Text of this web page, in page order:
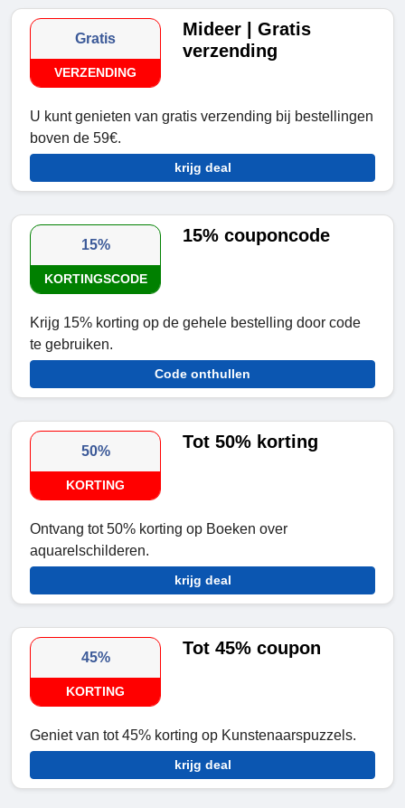
Gratis
VERZENDING
Mideer | Gratis
verzending
U kunt genieten van gratis verzending bij bestellingen
boven de 59€.
krijg deal
15%
KORTINGSCODE
15% couponcode
Krijg 15% korting op de gehele bestelling door code
te gebruiken.
Code onthullen
50%
KORTING
Tot 50% korting
Ontvang tot 50% korting op Boeken over
aquarelschilderen.
krijg deal
45%
KORTING
Tot 45% coupon
Geniet van tot 45% korting op Kunstenaarspuzzels.
krijg deal